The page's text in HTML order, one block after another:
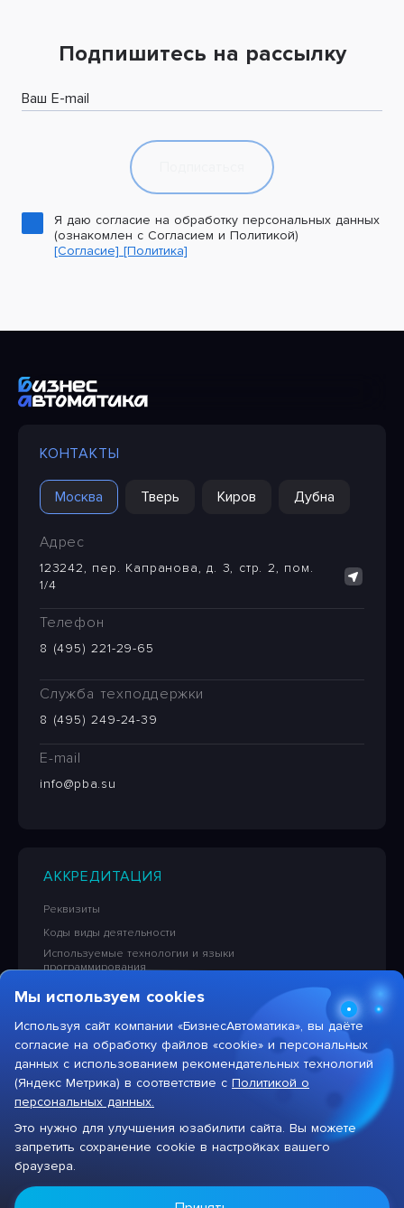
Подпишитесь на рассылку
Ваш E-mail
Я даю согласие на обработку персональных данных
(ознакомлен с Согласием и Политикой)
[Согласие] [Политика]
КОНТАКТЫ
Москва Тверь Киров Дубна
Адрес
123242, пер. Капранова, д. 3, стр. 2, пом.
1/4
Телефон
8 (495) 221-29-65
Служба техподдержки
8 (495) 249-24-39
E-mail
info@pba.su
АККРЕДИТАЦИЯ
Реквизиты
Коды виды деятельности
Используемые технологии и языки
программирования
Сведения об исключительных правах на ПО
«БизнесАвтоматика»
Тарифы на услуги компании
Цифровая система для автоматизации бизнеса
НПЦ «БизнесАвтоматика», 2026 год. Все права
Max
Мы используем cookies
Используя сайт компании «БизнесАвтоматика», вы даёте
согласие на обработку файлов «cookie» и персональных
данных с использованием рекомендательных технологий
(Яндекс Метрика) в соответствие с Политикой о
персональных данных.
Это нужно для улучшения юзабилити сайта. Вы можете
запретить сохранение cookie в настройках вашего
браузера.